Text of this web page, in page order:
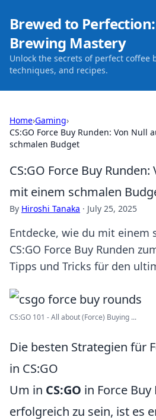
Brewed to
Brewing Mastery
Unlock the secrets of perfect
techniques, and recipes.
Home›Gaming›
CS:GO Force Buy Runden: Von Null
schmalen Budget
CS:GO Force Buy
mit einem schmalen
By Hiroshi Tanaka · July 25, 2025
Entdecke, wie du mit einem
CS:GO Force Buy Runden
Tipps und Tricks für den
CS:GO 101 - All about (Force) Buying ...
Die besten Strategien für
in CS:GO
Um in CS:GO in Force Buy
erfolgreich zu sein, ist es